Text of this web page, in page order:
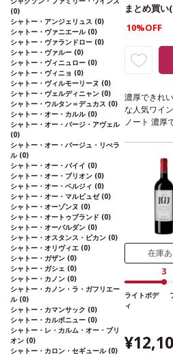
(0)
シャトー・アンジェリュス (0)
シャトー・ヴァニエール (0)
シャトー・ヴァランドロー (0)
シャトー・ヴァルー (0)
シャトー・ヴィニュロー (0)
シャトー・ヴィニョ (0)
シャトー・ヴィルモーリーヌ (0)
シャトー・ヴェルディニャン (0)
シャトー・ウルタン＝デュカス (0)
シャトー・オー・カルル (0)
シャトー・オー・バージ・アヴェル
(0)
シャトー・オー・バージュ・リべラ
ル (0)
シャトー・オー・バイイ (0)
シャトー・オー・ブリオン (0)
シャトー・オー・ベルジィ (0)
シャトー・オー・マルビュゼ (0)
シャトー・オーゾンヌ (0)
シャトー・オートゥブランド (0)
シャトー・オーバルダン (0)
シャトー・オスタンス・ピカン (0)
シャトー・オリヴィエ (0)
シャトー・ガザン (0)
シャトー・ガシェ (0)
シャトー・カノン (0)
シャトー・カノン・ラ・ガフリエー
ル (0)
シャトー・カマンサック (0)
シャトー・カルボニュー (0)
シャトー・レ・カルム・オー・ブリ
オン (0)
シャトー・カロン・セギュール (0)
まとめ買い
10%OFF
濃厚できれ
な人気ワイ
ノート濃厚
る。口に含
ャーを感じ
れている。
肉、クリー
100%
ル：
テージが在
同様の場合
更されます
在庫あ
3
ライトボデ
ィ